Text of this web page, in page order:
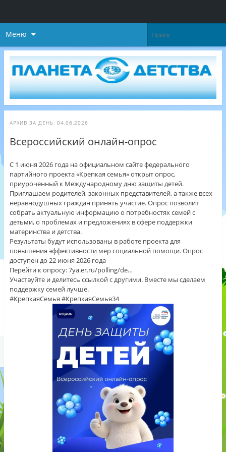
Меню
АРХИВ ЗА ДЕНЬ: 04.06.2026
Всероссийский онлайн-опрос
С 1 июня 2026 года на официальном сайте федерального
партийного проекта «Крепкая семья» открыт опрос,
приуроченный к Международному дню защиты детей.
Приглашаем родителей, законных представителей, а также всех
неравнодушных граждан принять участие. Опрос позволит
собрать актуальную информацию о потребностях семей с
детьми, о проблемах и предложениях в сфере поддержки
материнства и детства.
Результаты будут использованы в работе проекта для
повышения эффективности мер социальной помощи. Опрос
доступен до 22 июня 2026 года
Перейти к опросу: 7ya.er.ru/polling/de…
Участвуйте и делитесь ссылкой с другими. Вместе мы сделаем
поддержку семей лучше.
#КрепкаяСемья #КрепкаяСемья34